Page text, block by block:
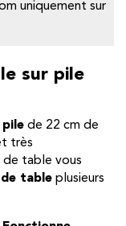
uniquement sur
sur pile
pile de 22 cm de
très
table vous
de table plusieurs